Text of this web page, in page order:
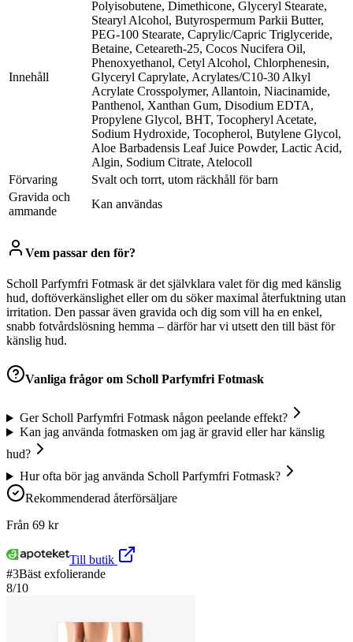
Innehåll
Polyisobutene, Dimethicone, Glyceryl Stearate,
Stearyl Alcohol, Butyrospermum Parkii Butter,
PEG-100 Stearate, Caprylic/Capric Triglyceride,
Betaine, Ceteareth-25, Cocos Nucifera Oil,
Phenoxyethanol, Cetyl Alcohol, Chlorphenesin,
Glyceryl Caprylate, Acrylates/C10-30 Alkyl
Acrylate Crosspolymer, Allantoin, Niacinamide,
Panthenol, Xanthan Gum, Disodium EDTA,
Propylene Glycol, BHT, Tocopheryl Acetate,
Sodium Hydroxide, Tocopherol, Butylene Glycol,
Aloe Barbadensis Leaf Juice Powder, Lactic Acid,
Algin, Sodium Citrate, Atelocoll
Förvaring
Svalt och torrt, utom räckhåll för barn
Gravida och
ammande
Kan användas
Vem passar den för?
Scholl Parfymfri Fotmask är det självklara valet för dig med känslig
hud, doftöverkänslighet eller om du söker maximal återfuktning utan
irritation. Den passar även gravida och dig som vill ha en enkel,
snabb fotvårdslösning hemma – därför har vi utsett den till bäst för
känslig hud.
Vanliga frågor om Scholl Parfymfri Fotmask
Ger Scholl Parfymfri Fotmask någon peelande effekt?
Kan jag använda fotmasken om jag är gravid eller har känslig
hud?
Hur ofta bör jag använda Scholl Parfymfri Fotmask?
Rekommenderad återförsäljare
Från 69 kr
Till butik
#3Bäst exfolierande
8/10